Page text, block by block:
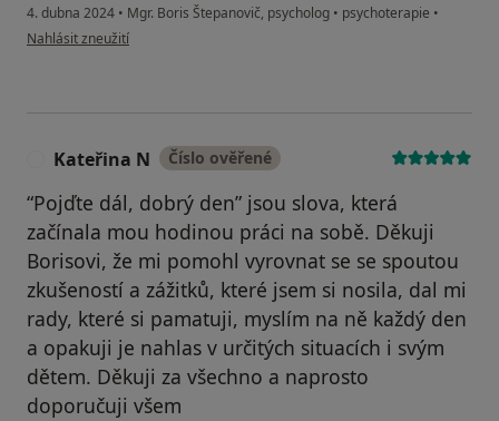
4. dubna 2024 • Mgr. Boris Štepanovič, psycholog • psychoterapie •
podle názoru uživatele Vojtěch
Nahlásit zneužití
Kateřina N Číslo ověřené
“Pojďte dál, dobrý den” jsou slova, která
začínala mou hodinou práci na sobě. Děkuji
Borisovi, že mi pomohl vyrovnat se se spoutou
zkušeností a zážitků, které jsem si nosila, dal mi
rady, které si pamatuji, myslím na ně každý den
a opakuji je nahlas v určitých situacích i svým
dětem. Děkuji za všechno a naprosto
doporučuji všem